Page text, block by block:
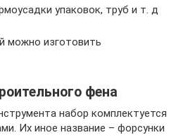
упаковок, труб и т. д
можно изготовить
фена
набор комплектуется
Их иное название – форсунки